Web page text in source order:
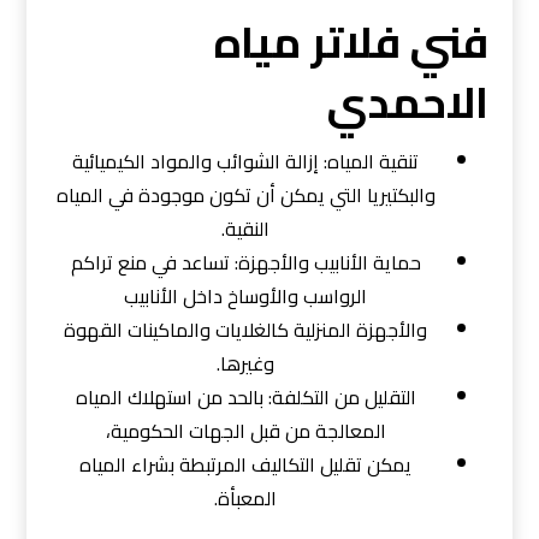
فني فلاتر مياه
الاحمدي
تنقية المياه: إزالة الشوائب والمواد الكيميائية
والبكتيريا التي يمكن أن تكون موجودة في المياه
النقية.
حماية الأنابيب والأجهزة: تساعد في منع تراكم
الرواسب والأوساخ داخل الأنابيب
والأجهزة المنزلية كالغلايات والماكينات القهوة
وغيرها.
التقليل من التكلفة: بالحد من استهلاك المياه
المعالجة من قبل الجهات الحكومية،
يمكن تقليل التكاليف المرتبطة بشراء المياه
المعبأة.